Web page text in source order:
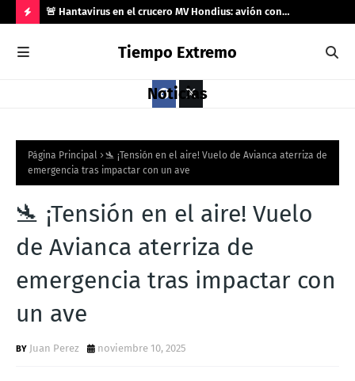
O
S
S
33
🚨 Hantavirus en el crucero MV Hondius: avión con
Tiempo Extremo
Noticias
Página Principal
🛬 ¡Tensión en el aire! Vuelo de Avianca aterriza de
emergencia tras impactar con un ave
🛬 ¡Tensión en el aire! Vuelo
de Avianca aterriza de
emergencia tras impactar con
un ave
Juan Perez noviembre 10, 2025